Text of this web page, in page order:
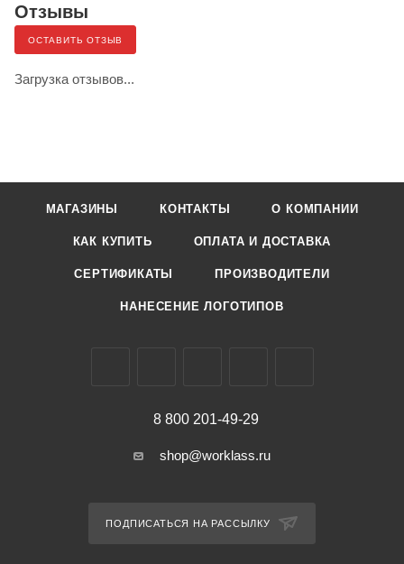
Отзывы
ОСТАВИТЬ ОТЗЫВ
Загрузка отзывов...
МАГАЗИНЫ КОНТАКТЫ О КОМПАНИИ
КАК КУПИТЬ ОПЛАТА И ДОСТАВКА
СЕРТИФИКАТЫ ПРОИЗВОДИТЕЛИ
НАНЕСЕНИЕ ЛОГОТИПОВ
8 800 201-49-29
shop@worklass.ru
ПОДПИСАТЬСЯ НА РАССЫЛКУ